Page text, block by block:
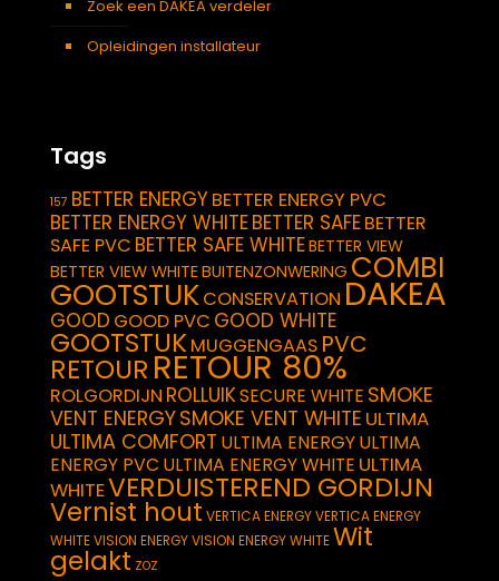
Zoek een DAKEA verdeler
Opleidingen installateur
Tags
157 BETTER ENERGYBETTER ENERGY PVC
BETTER ENERGY WHITEBETTER SAFEBETTER
SAFE PVC BETTER SAFE WHITEBETTER VIEW
BETTER VIEW WHITEBUITENZONWERING COMBI
GOOTSTUKCONSERVATION DAKEA
GOOD GOOD PVC GOOD WHITE
GOOTSTUKMUGGENGAAS PVC
RETOUR RETOUR 80%
ROLGORDIJN ROLLUIKSECURE WHITE SMOKE
VENT ENERGYSMOKE VENT WHITE ULTIMA
ULTIMA COMFORT ULTIMA ENERGYULTIMA
ENERGY PVC ULTIMA ENERGY WHITE ULTIMA
WHITEVERDUISTEREND GORDIJN
Vernist hout VERTICA ENERGYVERTICA ENERGY
WHITEVISION ENERGYVISION ENERGY WHITEWit
gelakt ZOZ